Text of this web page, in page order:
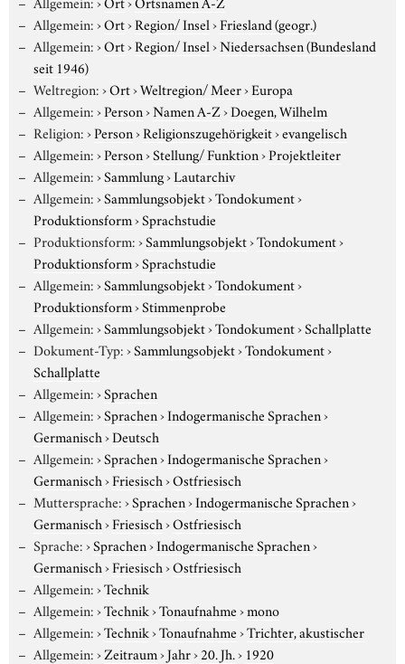
Allgemein:›Ort›Region/ Insel›Friesland (geogr.)
Allgemein:›Ort›Region/ Insel›Niedersachsen (Bundesland
seit 1946)
Weltregion:›Ort›Weltregion/ Meer›Europa
Allgemein:›Person›Namen A-Z›Doegen, Wilhelm
Religion:›Person›Religionszugehörigkeit›evangelisch
Allgemein:›Person›Stellung/ Funktion›Projektleiter
Allgemein:›Sammlung›Lautarchiv
Allgemein:›Sammlungsobjekt›Tondokument›
Produktionsform›Sprachstudie
Produktionsform:›Sammlungsobjekt›Tondokument›
Produktionsform›Sprachstudie
Allgemein:›Sammlungsobjekt›Tondokument›
Produktionsform›Stimmenprobe
Allgemein:›Sammlungsobjekt›Tondokument›Schallplatte
Dokument-Typ:›Sammlungsobjekt›Tondokument›
Schallplatte
Allgemein:›Sprachen
Allgemein:›Sprachen›Indogermanische Sprachen›
Germanisch›Deutsch
Allgemein:›Sprachen›Indogermanische Sprachen›
Germanisch›Friesisch›Ostfriesisch
Muttersprache:›Sprachen›Indogermanische Sprachen›
Germanisch›Friesisch›Ostfriesisch
Sprache:›Sprachen›Indogermanische Sprachen›
Germanisch›Friesisch›Ostfriesisch
Allgemein:›Technik
Allgemein:›Technik›Tonaufnahme›mono
Allgemein:›Technik›Tonaufnahme›Trichter, akustischer
Allgemein:›Zeitraum›Jahr›20. Jh.› 1920